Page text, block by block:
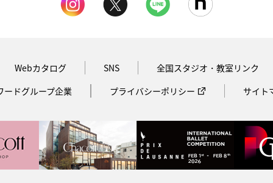
Webカタログ SNS
全国スタジオ・教室リンク
ードグループ企業
プライバシーポリシー サイト